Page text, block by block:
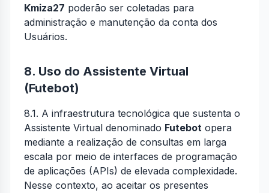
Kmiza27 poderão ser coletadas para
administração e manutenção da conta dos
Usuários.
8. Uso do Assistente Virtual
(Futebot)
8.1. A infraestrutura tecnológica que sustenta o
Assistente Virtual denominado Futebot opera
mediante a realização de consultas em larga
escala por meio de interfaces de programação
de aplicações (APIs) de elevada complexidade.
Nesse contexto, ao aceitar os presentes